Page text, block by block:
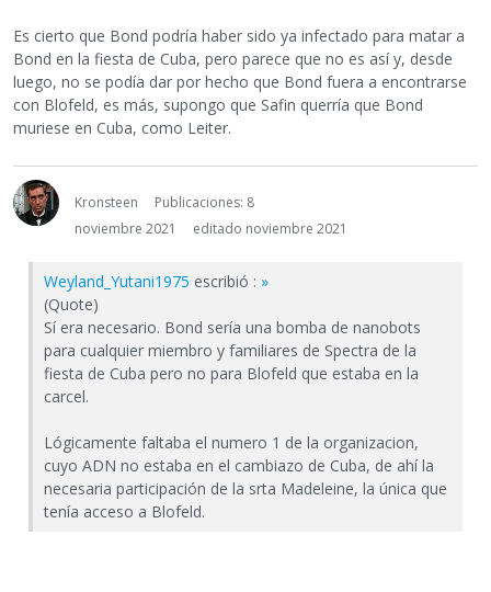
Es cierto que Bond podría haber sido ya infectado para matar a
Bond en la fiesta de Cuba, pero parece que no es así y, desde
luego, no se podía dar por hecho que Bond fuera a encontrarse
con Blofeld, es más, supongo que Safin querría que Bond
muriese en Cuba, como Leiter.
Kronsteen
Publicaciones: 8
noviembre 2021
editado noviembre 2021
Weyland_Yutani1975 escribió : »
(Quote)
Sí era necesario. Bond sería una bomba de nanobots
para cualquier miembro y familiares de Spectra de la
fiesta de Cuba pero no para Blofeld que estaba en la
carcel.
Lógicamente faltaba el numero 1 de la organizacion,
cuyo ADN no estaba en el cambiazo de Cuba, de ahí la
necesaria participación de la srta Madeleine, la única que
tenía acceso a Blofeld.